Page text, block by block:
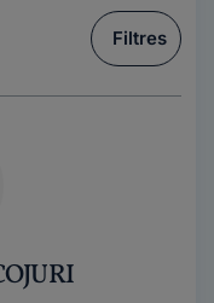
Filtres